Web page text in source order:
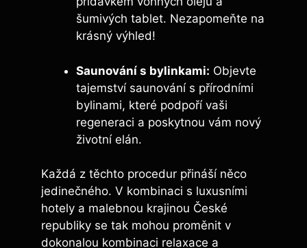
šumivých tablet. Nezapomeňte na
krásný výhled!
Saunování s bylinkami: Objevte
tajemství saunování s přírodními
bylinami, které podpoří vaši
regeneraci a poskytnou vám nový
životní elán.
Každá z těchto procedur přináší něco
jedinečného. V kombinaci s luxusními
hotely a malebnou krajinou České
republiky se tak mohou proměnit v
dokonalou kombinaci relaxace a